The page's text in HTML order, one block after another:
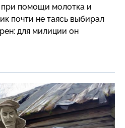
помощи молотка и
почти не таясь выбирал
для милиции он